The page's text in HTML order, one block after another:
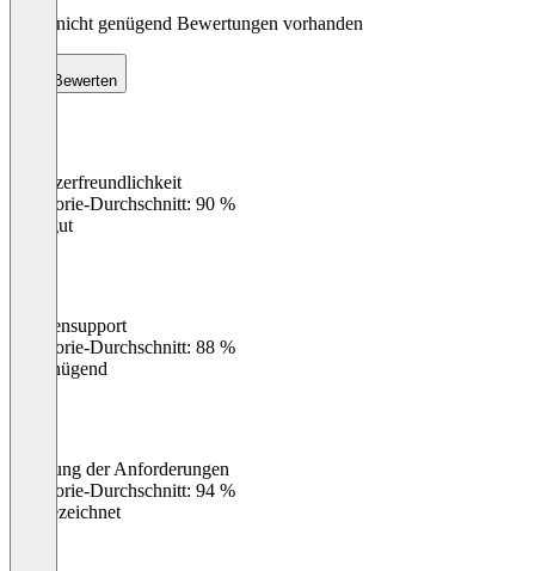
Noch nicht genügend Bewertungen vorhanden
Bewerten
Benutzerfreundlichkeit
Kategorie-Durchschnitt: 90 %
Sehr gut
Kundensupport
Kategorie-Durchschnitt: 88 %
Ungenügend
Erfüllung der Anforderungen
Kategorie-Durchschnitt: 94 %
Ausgezeichnet